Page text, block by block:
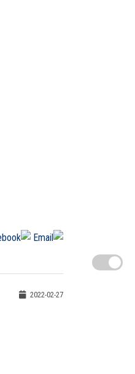
2022-02-27